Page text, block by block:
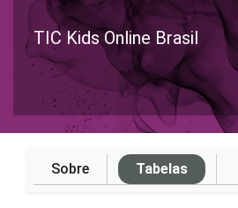
TIC Kids Online Brasil
Sobre Tabelas